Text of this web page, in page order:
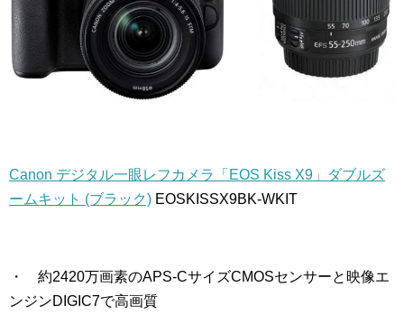
Canon デジタル一眼レフカメラ「EOS Kiss X9」ダブルズ
ームキット (ブラック) EOSKISSX9BK-WKIT
・ 約2420万画素のAPS-CサイズCMOSセンサーと映像エ
ンジンDIGIC7で高画質